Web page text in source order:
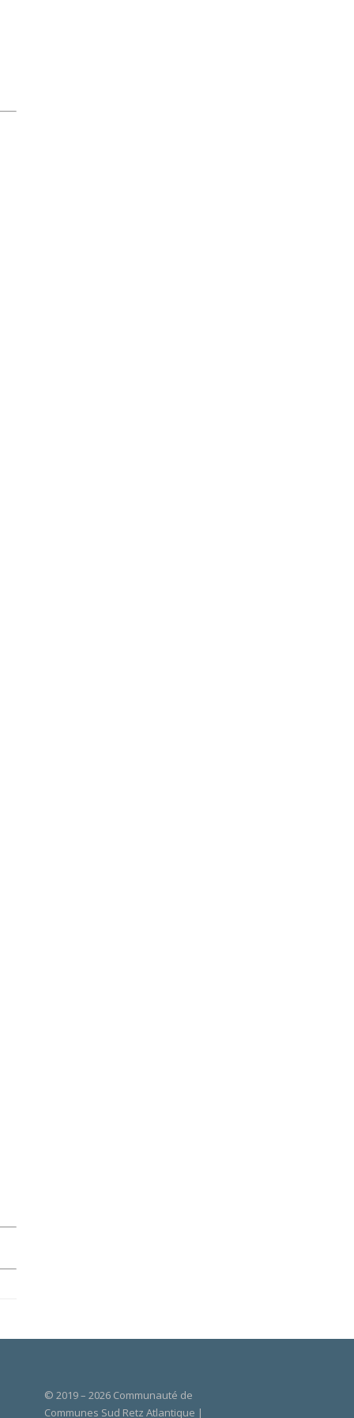
© 2019 – 2026 Communauté de
Communes Sud Retz Atlantique |